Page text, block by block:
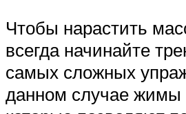
Чтобы нарастить
всегда начинайте
самых сложных
данном случае жимы